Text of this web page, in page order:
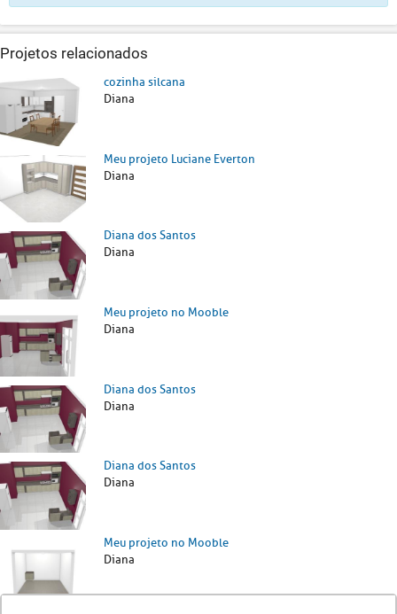
Projetos relacionados
cozinha silcana
Diana
Meu projeto Luciane Everton
Diana
Diana dos Santos
Diana
Meu projeto no Mooble
Diana
Diana dos Santos
Diana
Diana dos Santos
Diana
Meu projeto no Mooble
Diana